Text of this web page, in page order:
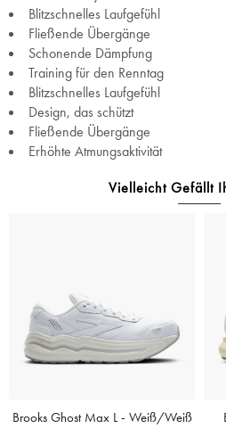
Blitzschnelles Laufgefühl
Fließende Übergänge
Schonende Dämpfung
Training für den Renntag
Blitzschnelles Laufgefühl
Design, das schützt
Fließende Übergänge
Erhöhte Atmungsaktivität
Vielleicht Gefällt
Brooks Ghost Max L - Weiß/Weiß